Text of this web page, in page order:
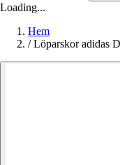
Loading...
Hem
/ Löparskor adidas